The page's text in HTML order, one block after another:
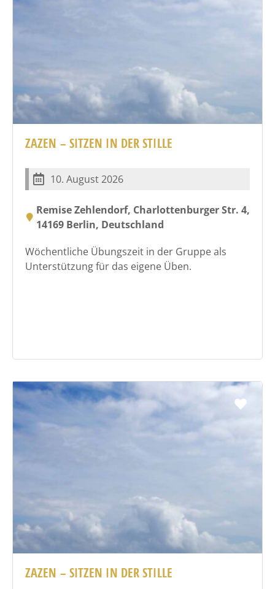
ZAZEN – SITZEN IN DER STILLE
10. August 2026
Remise Zehlendorf, Charlottenburger Str. 4,
14169 Berlin, Deutschland
Wöchentliche Übungszeit in der Gruppe als
Unterstützung für das eigene Üben.
ZAZEN – SITZEN IN DER STILLE